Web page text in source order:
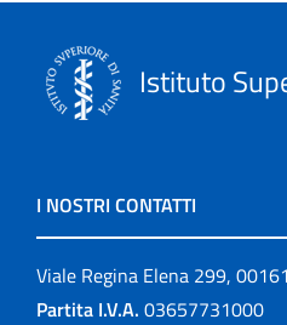
Istituto
I NOSTRI CONTATTI
Viale Regina Elena 299,
Partita I.V.A. 03657731000